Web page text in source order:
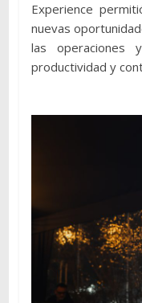
Experience
nuevas
las operaciones
productividad y